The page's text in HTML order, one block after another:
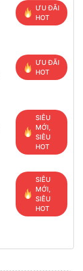
ƯU ĐÃI
HOT
ƯU ĐÃI
HOT
SIÊU
MỚI,
SIÊU
HOT
SIÊU
MỚI,
SIÊU
HOT